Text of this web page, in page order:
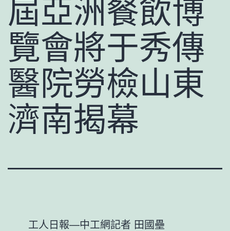
屆亞洲餐飲博
覽會將于秀傳
醫院勞檢山東
濟南揭幕
工人日報—中工網記者 田國壘